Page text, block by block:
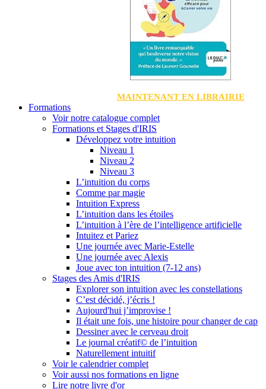
MAINTENANT EN LIBRAIRIE
Formations
Voir notre catalogue complet
Formations et Stages d'IRIS
Développez votre intuition
Niveau 1
Niveau 2
Niveau 3
L’intuition du corps
Comme par magie
Intuition Express
L’intuition dans les étoiles
L’intuition à l’ère de l’intelligence artificielle
Intuitez et Pariez
Une journée avec Marie-Estelle
Une journée avec Alexis
Joue avec ton intuition (7-12 ans)
Stages des Amis d'IRIS
Explorer son intuition avec les constellations
C’est décidé, j’écris !
Aujourd'hui j’improvise !
Il était une fois, une histoire pour changer de cap
Dessiner avec le cerveau droit
Le journal créatif© de l’intuition
Naturellement intuitif
Voir le calendrier complet
Voir aussi nos formations en ligne
Lire notre livre d'or